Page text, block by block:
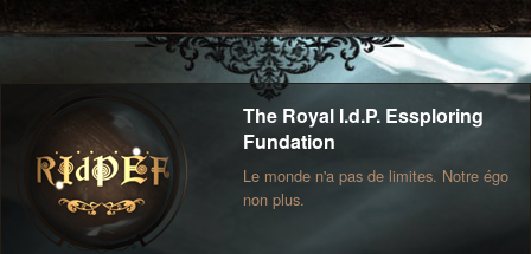
The Royal I.d.P. Essploring
Fundation
Le monde n'a pas de limites. Notre égo
non plus.